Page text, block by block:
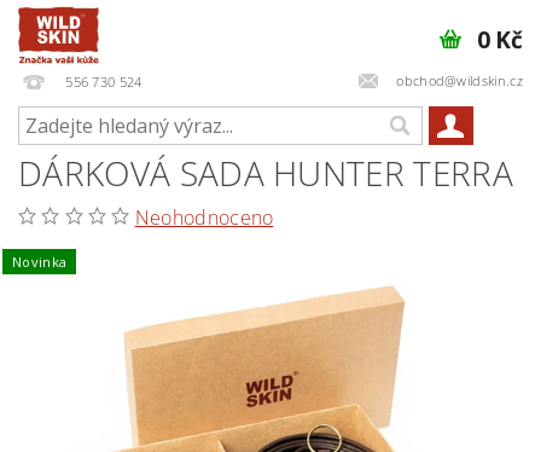
556 730 524 obchod@wildskin.cz
0 Kč
DÁRKOVÁ SADA HUNTER TERRA
Neohodnoceno
Novinka